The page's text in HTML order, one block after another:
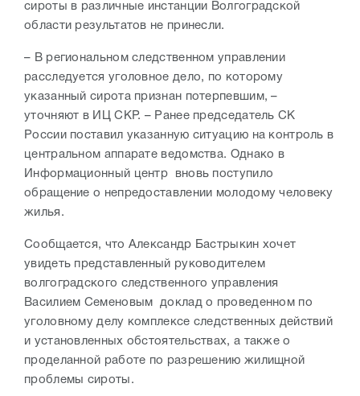
сироты в различные инстанции Волгоградской
области результатов не принесли.
– В региональном следственном управлении
расследуется уголовное дело, по которому
указанный сирота признан потерпевшим, –
уточняют в ИЦ СКР. – Ранее председатель СК
России поставил указанную ситуацию на контроль в
центральном аппарате ведомства. Однако в
Информационный центр вновь поступило
обращение о непредоставлении молодому человеку
жилья.
Сообщается, что Александр Бастрыкин хочет
увидеть представленный руководителем
волгоградского следственного управления
Василием Семеновым доклад о проведенном по
уголовному делу комплексе следственных действий
и установленных обстоятельствах, а также о
проделанной работе по разрешению жилищной
проблемы сироты.